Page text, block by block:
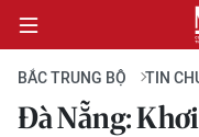
BẮC TRUNG BỘ TIN
Đà Nẵng: